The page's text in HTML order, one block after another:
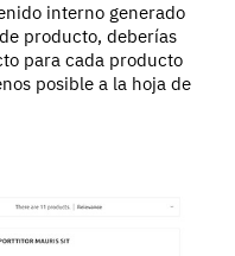
interno generado
producto, deberías
para cada producto
posible a la hoja de